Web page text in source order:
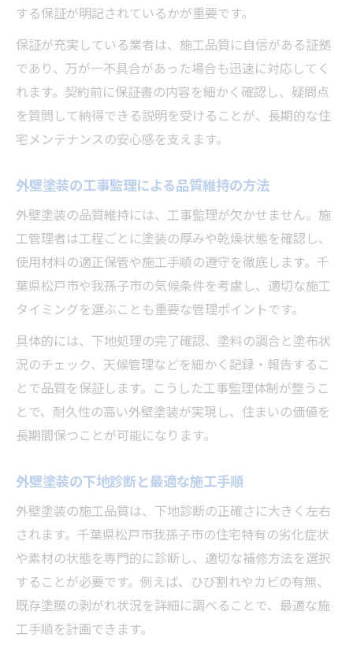
する保証が明記されているかが重要です。
保証が充実している業者は、施工品質に自信がある証拠
であり、万が一不具合があった場合も迅速に対応してく
れます。契約前に保証書の内容を細かく確認し、疑問点
を質問して納得できる説明を受けることが、長期的な住
宅メンテナンスの安心感を支えます。
外壁塗装の工事監理による品質維持の方法
外壁塗装の品質維持には、工事監理が欠かせません。施
工管理者は工程ごとに塗装の厚みや乾燥状態を確認し、
使用材料の適正保管や施工手順の遵守を徹底します。千
葉県松戸市や我孫子市の気候条件を考慮し、適切な施工
タイミングを選ぶことも重要な管理ポイントです。
具体的には、下地処理の完了確認、塗料の調合と塗布状
況のチェック、天候管理などを細かく記録・報告するこ
とで品質を保証します。こうした工事監理体制が整うこ
とで、耐久性の高い外壁塗装が実現し、住まいの価値を
長期間保つことが可能になります。
外壁塗装の下地診断と最適な施工手順
外壁塗装の施工品質は、下地診断の正確さに大きく左右
されます。千葉県松戸市我孫子市の住宅特有の劣化症状
や素材の状態を専門的に診断し、適切な補修方法を選択
することが必要です。例えば、ひび割れやカビの有無、
既存塗膜の剥がれ状況を詳細に調べることで、最適な施
工手順を計画できます。